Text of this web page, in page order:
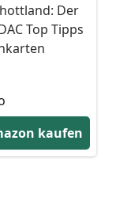
Der
Top Tipps
kaufen